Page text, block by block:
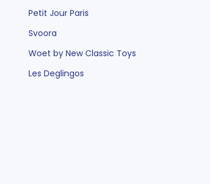
Petit Jour Paris
Svoora
Woet by New Classic Toys
Les Deglingos